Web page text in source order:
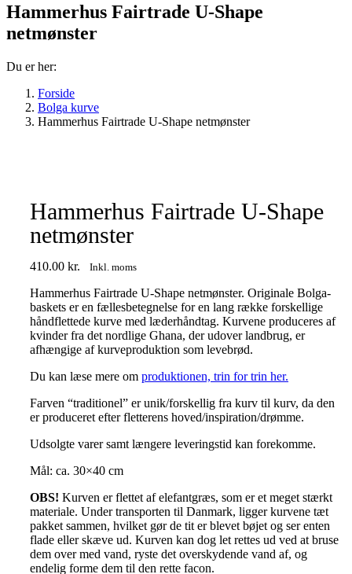
Hammerhus Fairtrade U-Shape
netmønster
Du er her:
Forside
Bolga kurve
Hammerhus Fairtrade U-Shape netmønster
Hammerhus Fairtrade U-Shape
netmønster
410.00 kr. Inkl. moms
Hammerhus Fairtrade U-Shape netmønster. Originale Bolga-
baskets er en fællesbetegnelse for en lang række forskellige
håndflettede kurve med læderhåndtag. Kurvene produceres af
kvinder fra det nordlige Ghana, der udover landbrug, er
afhængige af kurveproduktion som levebrød.
Du kan læse mere om produktionen, trin for trin her.
Farven “traditionel” er unik/forskellig fra kurv til kurv, da den
er produceret efter fletterens hoved/inspiration/drømme.
Udsolgte varer samt længere leveringstid kan forekomme.
Mål: ca. 30×40 cm
OBS! Kurven er flettet af elefantgræs, som er et meget stærkt
materiale. Under transporten til Danmark, ligger kurvene tæt
pakket sammen, hvilket gør de tit er blevet bøjet og ser enten
flade eller skæve ud. Kurven kan dog let rettes ud ved at bruse
dem over med vand, ryste det overskydende vand af, og
endelig forme dem til den rette facon.